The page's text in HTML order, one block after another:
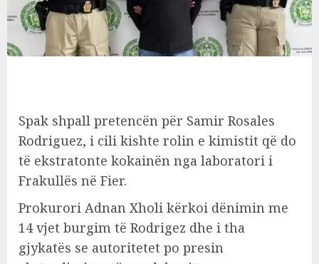
Spak shpall pretencën për Samir Rosales
Rodriguez, i cili kishte rolin e kimistit që do
të ekstratonte kokainën nga laboratori i
Frakullës në Fier.
Prokurori Adnan Xholi kërkoi dënimin me
14 vjet burgim të Rodrigez dhe i tha
gjykatës se autoritetet po presin